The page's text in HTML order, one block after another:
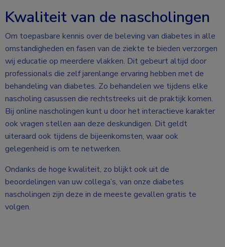
Kwaliteit van de nascholingen
Om toepasbare kennis over de beleving van diabetes in alle
omstandigheden en fasen van de ziekte te bieden verzorgen
wij educatie op meerdere vlakken. Dit gebeurt altijd door
professionals die zelf jarenlange ervaring hebben met de
behandeling van diabetes. Zo behandelen we tijdens elke
nascholing casussen die rechtstreeks uit de praktijk komen.
Bij online nascholingen kunt u door het interactieve karakter
ook vragen stellen aan deze deskundigen. Dit geldt
uiteraard ook tijdens de bijeenkomsten, waar ook
gelegenheid is om te netwerken.
Ondanks de hoge kwaliteit, zo blijkt ook uit de
beoordelingen van uw collega’s, van onze diabetes
nascholingen zijn deze in de meeste gevallen gratis te
volgen.